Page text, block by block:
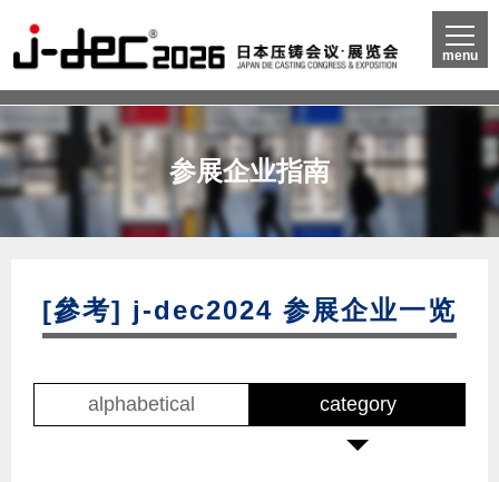
menu
参展企业指南
[參考] j-dec2024 参展企业一览
alphabetical category